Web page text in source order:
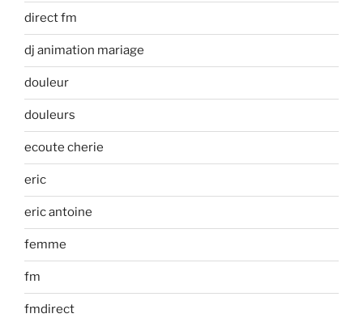
direct fm
dj animation mariage
douleur
douleurs
ecoute cherie
eric
eric antoine
femme
fm
fmdirect